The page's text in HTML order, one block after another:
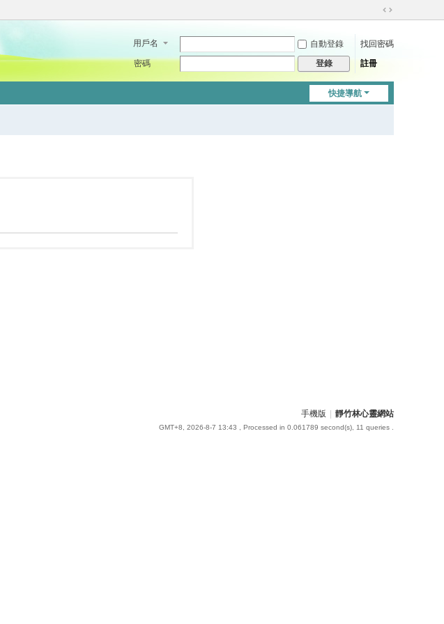
切
到
用戶名 自動登錄
找回密碼
密碼
登錄 註冊
快捷導航
手機版 靜竹林心靈網站
GMT+8, 2026-8-7 13:43 , Processed in 0.061789 second(s), 11 queries .